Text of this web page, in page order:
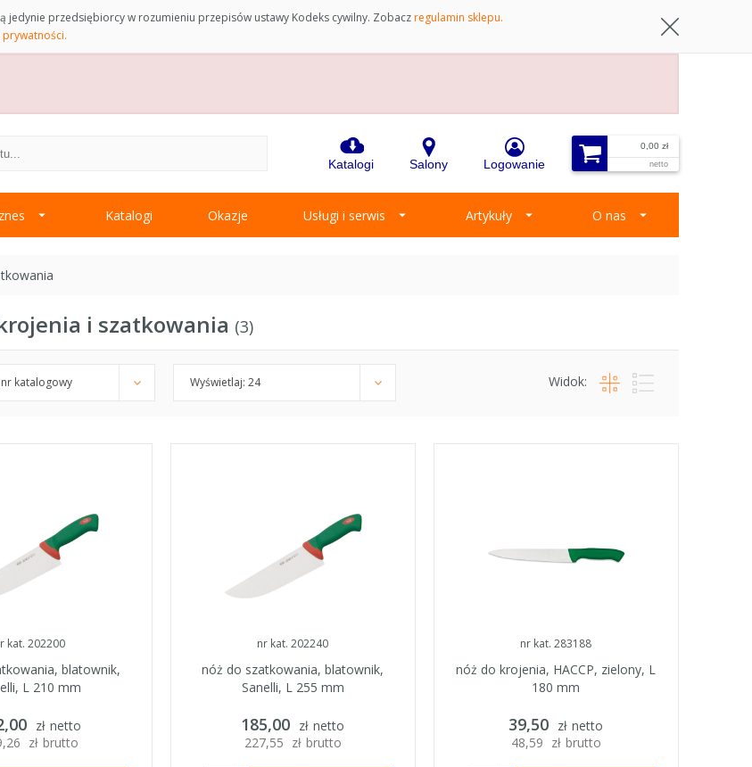
przedsiębiorcy w rozumieniu przepisów ustawy Kodeks cywilny. Zobaczregulamin sklepu.
prywatności.
Katalogi Salony Logowanie
0,00 zł
netto
Katalogi Okazje Usługi i serwis Artykuły O nas
i szatkowania 3
katalogowy Wyświetlaj: 24 Widok:
kat. 202200
blatownik,
L 210 mm
zł netto
zł brutto
nr kat. 202240
nóż do szatkowania, blatownik,
Sanelli, L 255 mm
185,00 zł netto
227,55 zł brutto
nr kat. 283188
nóż do krojenia, HACCP, zielony, L
180 mm
39,50 zł netto
48,59 zł brutto